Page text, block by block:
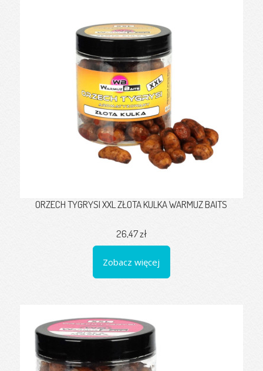
ORZECH TYGRYSI XXL ZŁOTA KULKA WARMUZ BAITS
26,47 zł
Zobacz więcej